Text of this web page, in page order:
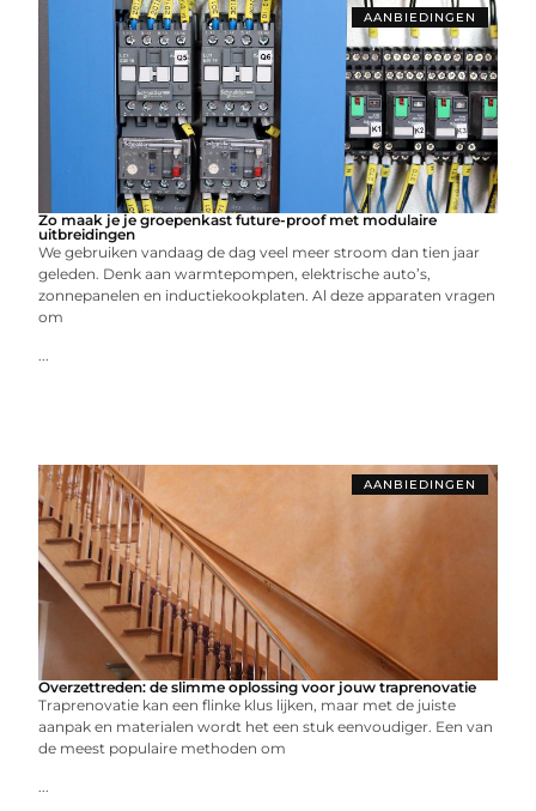
AANBIEDINGEN
Zo maak je je groepenkast future-proof met modulaire
uitbreidingen
We gebruiken vandaag de dag veel meer stroom dan tien jaar
geleden. Denk aan warmtepompen, elektrische auto’s,
zonnepanelen en inductiekookplaten. Al deze apparaten vragen
om
...
AANBIEDINGEN
Overzettreden: de slimme oplossing voor jouw traprenovatie
Traprenovatie kan een flinke klus lijken, maar met de juiste
aanpak en materialen wordt het een stuk eenvoudiger. Een van
de meest populaire methoden om
...